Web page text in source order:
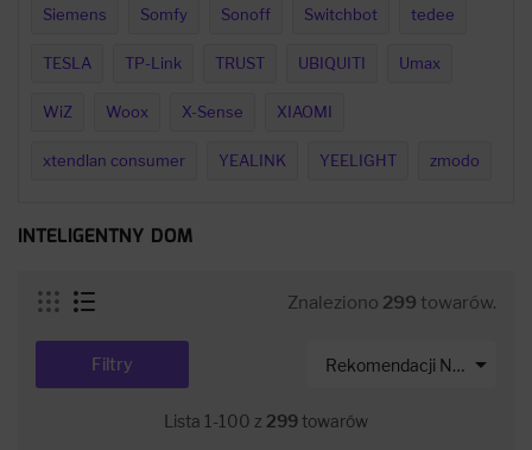
Siemens Somfy Sonoff Switchbot tedee
TESLA TP-Link TRUST UBIQUITI Umax
WiZ Woox X-Sense XIAOMI
xtendlan consumer YEALINK YEELIGHT zmodo
INTELIGENTNY DOM
Znaleziono 299 towarów.
Rekomendacji Net-s 
Filtry
Lista 1-100 z 299towarów